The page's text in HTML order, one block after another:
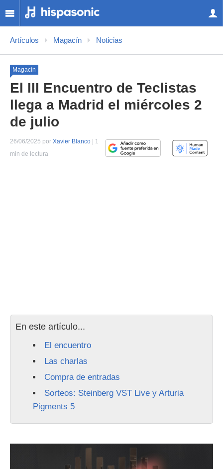
Artículos Magacín Noticias
Magacín
El III Encuentro de Teclistas
llega a Madrid el miércoles 2
de julio
26/06/2025 por Xavier Blanco | 1
min de lectura
En este artículo...
El encuentro
Las charlas
Compra de entradas
Sorteos: Steinberg VST Live y Arturia
Pigments 5